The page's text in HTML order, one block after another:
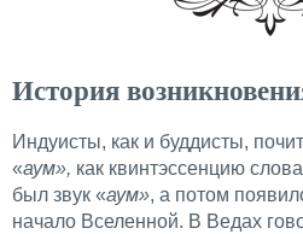
История
Индуисты, как и буддисты,
«аум», как квинтэссенцию
был звук «аум», а потом
начало Вселенной. В Ведах